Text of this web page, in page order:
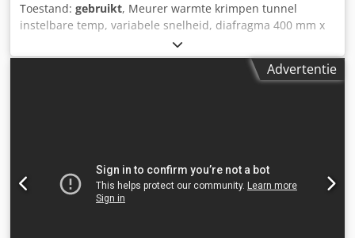
Toestand: gebruikt, Meurer warmte krimpen tunnel
instelbare temp, variabele snelheid, diafragma 400 mm x
350 mm, mobiele frame, Dodpfxodmn Umo Ahtsck
Advertentie